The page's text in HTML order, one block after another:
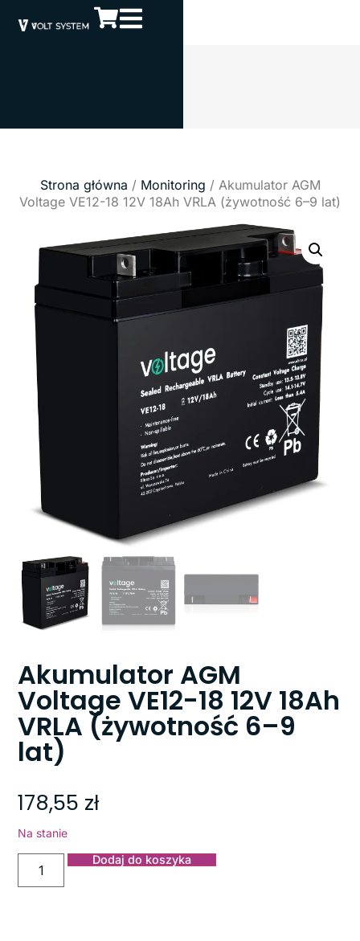
Strona główna / Monitoring / Akumulator AGM
Voltage VE12-18 12V 18Ah VRLA (żywotność 6–9 lat)
Akumulator AGM
Voltage VE12-18 12V 18Ah
VRLA (żywotność 6–9
lat)
178,55 zł
Na stanie
Dodaj do koszyka